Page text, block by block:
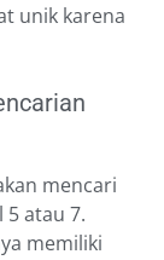
unik karena
mencari
atau 7.
memiliki